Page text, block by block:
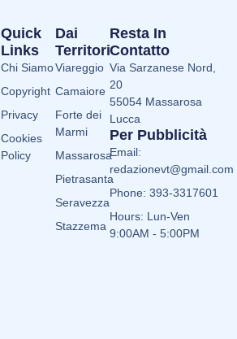
Dai
Territori
Viareggio
Camaiore
Forte dei
Marmi
Massarosa
Pietrasanta
Seravezza
Stazzema
Quick
Links
Chi Siamo
Copyright
Privacy
Cookies
Policy
Resta In
Contatto
Via Sarzanese Nord,
20
55054 Massarosa
Lucca
Per Pubblicità
Email:
redazionevt@gmail.com
Phone: 393-3317601
Hours: Lun-Ven
9:00AM - 5:00PM